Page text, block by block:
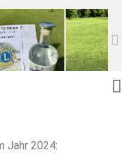
Jahr 2024: